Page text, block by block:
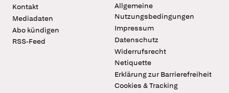
Kontakt
Mediadaten
Abo kündigen
RSS-Feed
Allgemeine
Nutzungsbedingungen
Impressum
Datenschutz
Widerrufsrecht
Netiquette
Erklärung zur Barrierefreiheit
Cookies & Tracking